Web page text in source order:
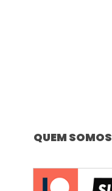
QUEM SOMOS